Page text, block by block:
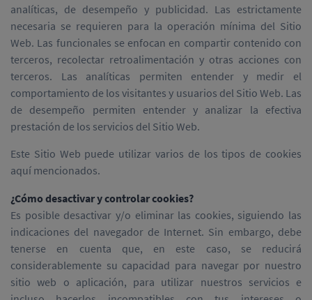
analíticas, de desempeño y publicidad. Las estrictamente
necesaria se requieren para la operación mínima del Sitio
Web. Las funcionales se enfocan en compartir contenido con
terceros, recolectar retroalimentación y otras acciones con
terceros. Las analíticas permiten entender y medir el
comportamiento de los visitantes y usuarios del Sitio Web. Las
de desempeño permiten entender y analizar la efectiva
prestación de los servicios del Sitio Web.
Este Sitio Web puede utilizar varios de los tipos de cookies
aquí mencionados.
¿Cómo desactivar y controlar cookies?
Es posible desactivar y/o eliminar las cookies, siguiendo las
indicaciones del navegador de Internet. Sin embargo, debe
tenerse en cuenta que, en este caso, se reducirá
considerablemente su capacidad para navegar por nuestro
sitio web o aplicación, para utilizar nuestros servicios e